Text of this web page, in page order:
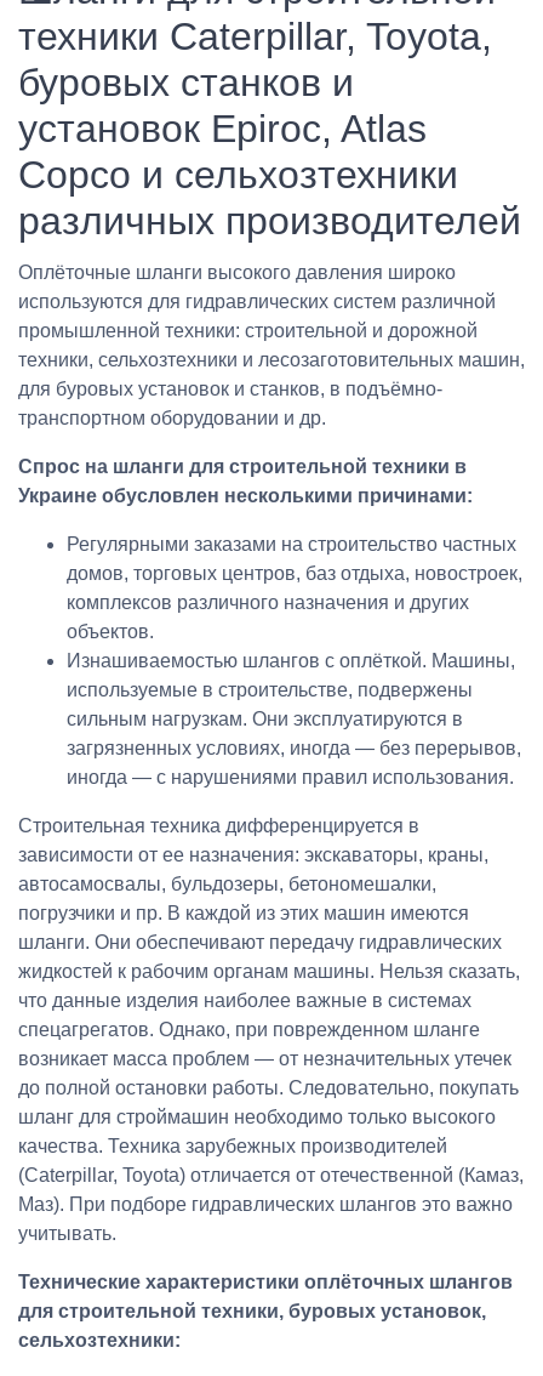
техники Caterpillar, Toyota,
буровых станков и
установок Epiroc, Atlas
Copco и сельхозтехники
различных производителей
Оплёточные шланги высокого давления широко
используются для гидравлических систем различной
промышленной техники: строительной и дорожной
техники, сельхозтехники и лесозаготовительных машин,
для буровых установок и станков, в подъёмно-
транспортном оборудовании и др.
Спрос на шланги для строительной техники в
Украине обусловлен несколькими причинами:
Регулярными заказами на строительство частных
домов, торговых центров, баз отдыха, новостроек,
комплексов различного назначения и других
объектов.
Изнашиваемостью шлангов с оплёткой. Машины,
используемые в строительстве, подвержены
сильным нагрузкам. Они эксплуатируются в
загрязненных условиях, иногда — без перерывов,
иногда — с нарушениями правил использования.
Строительная техника дифференцируется в
зависимости от ее назначения: экскаваторы, краны,
автосамосвалы, бульдозеры, бетономешалки,
погрузчики и пр. В каждой из этих машин имеются
шланги. Они обеспечивают передачу гидравлических
жидкостей к рабочим органам машины. Нельзя сказать,
что данные изделия наиболее важные в системах
спецагрегатов. Однако, при поврежденном шланге
возникает масса проблем — от незначительных утечек
до полной остановки работы. Следовательно, покупать
шланг для строймашин необходимо только высокого
качества. Техника зарубежных производителей
(Caterpillar, Toyota) отличается от отечественной (Камаз,
Маз). При подборе гидравлических шлангов это важно
учитывать.
Технические характеристики оплёточных шлангов
для строительной техники, буровых установок,
сельхозтехники: